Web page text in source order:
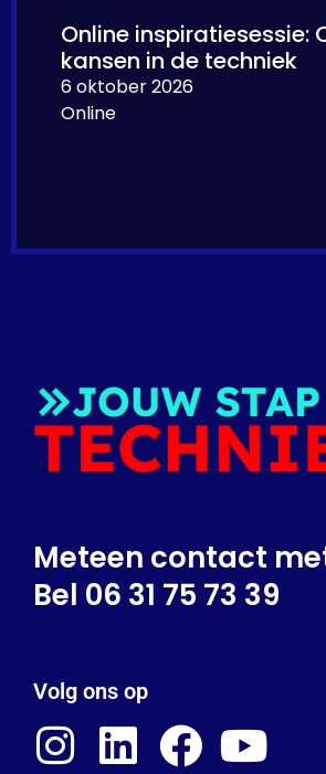
Online inspiratiesessie:
kansen in de techniek
6 oktober 2026
Online
Meteen contact
Bel 06 31 75 73 39
Volg ons op